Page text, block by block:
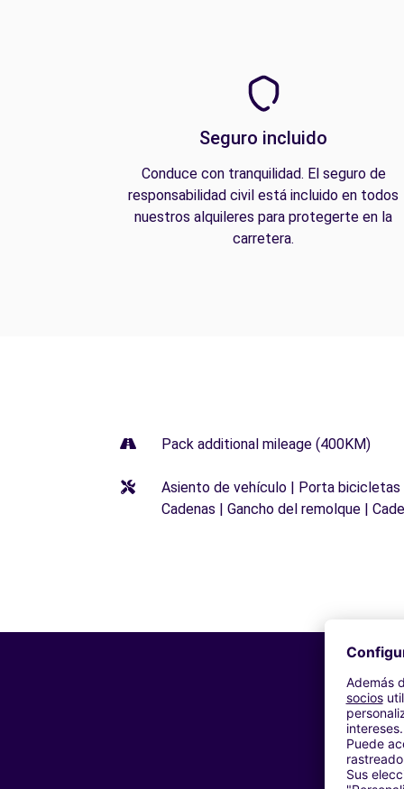
Seguro incluido
Conduce con tranquilidad. El seguro de
responsabilidad civil está incluido en todos
nuestros alquileres para protegerte en la
carretera.
Pack additional mileage (400KM)
Asiento de vehículo | Porta bicicletas
Cadenas | Gancho del remolque |